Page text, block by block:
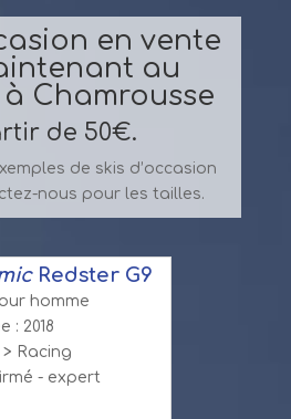
en vente
au
Chamrousse
de 50€.
de skis d’occasion
nous pour les tailles.
Redster G9
homme
: 2018
> Racing
- expert